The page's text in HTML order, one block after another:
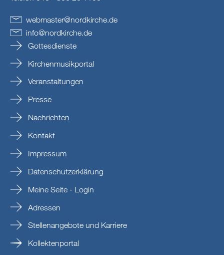
webmaster@nordkirche.de
info@nordkirche.de
Gottesdienste
Kirchenmusikportal
Veranstaltungen
Presse
Nachrichten
Kontakt
Impressum
Datenschutzerklärung
Meine Seite - Login
Adressen
Stellenangebote und Karriere
Kollektenportal